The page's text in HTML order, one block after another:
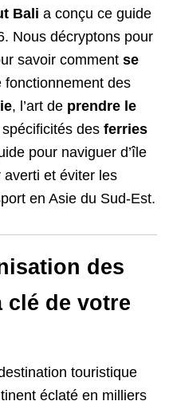
Bali a conçu ce guide
Nous décryptons pour
savoir comment se
fonctionnement des
, l’art de prendre le
des ferries
pour naviguer d’île
et éviter les
en Asie du Sud-Est.
des
clé de votre
touristique
éclaté en milliers